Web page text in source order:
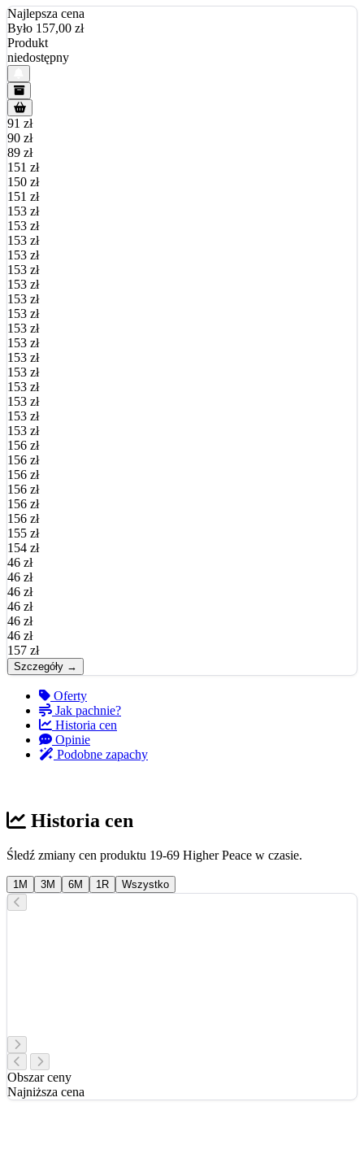
Najlepsza cena
Było 157,00 zł
Produkt
niedostępny
91 zł
90 zł
89 zł
151 zł
150 zł
151 zł
153 zł
153 zł
153 zł
153 zł
153 zł
153 zł
153 zł
153 zł
153 zł
153 zł
153 zł
153 zł
153 zł
153 zł
153 zł
153 zł
156 zł
156 zł
156 zł
156 zł
156 zł
156 zł
155 zł
154 zł
46 zł
46 zł
46 zł
46 zł
46 zł
46 zł
157 zł
Szczegóły →
Oferty
Jak pachnie?
Historia cen
Opinie
Podobne zapachy
Historia cen
Śledź zmiany cen produktu 19-69 Higher Peace w czasie.
1M 3M 6M 1R Wszystko
Obszar ceny
Najniższa cena